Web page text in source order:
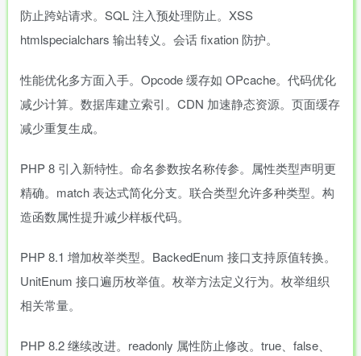
防止跨站请求。SQL 注入预处理防止。XSS
htmlspecialchars 输出转义。会话 fixation 防护。
性能优化多方面入手。Opcode 缓存如 OPcache。代码优化
减少计算。数据库建立索引。CDN 加速静态资源。页面缓存
减少重复生成。
PHP 8 引入新特性。命名参数按名称传参。属性类型声明更
精确。match 表达式简化分支。联合类型允许多种类型。构
造函数属性提升减少样板代码。
PHP 8.1 增加枚举类型。BackedEnum 接口支持原值转换。
UnitEnum 接口遍历枚举值。枚举方法定义行为。枚举组织
相关常量。
PHP 8.2 继续改进。readonly 属性防止修改。true、false、